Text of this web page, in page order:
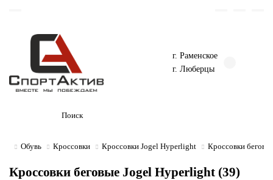
г. Раменское
г. Люберцы
Обувь Кроссовки Кроссовки Jogel Hyperlight Кроссовки
Кроссовки беговые Jogel Hyperlight (39)